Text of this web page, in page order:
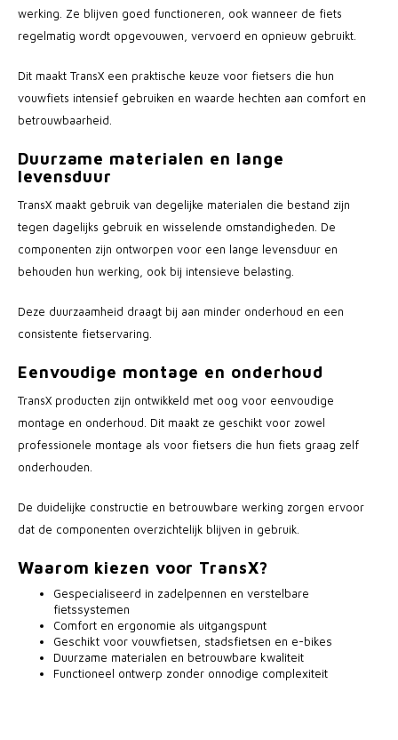
werking. Ze blijven goed functioneren, ook wanneer de fiets
regelmatig wordt opgevouwen, vervoerd en opnieuw gebruikt.
Dit maakt TransX een praktische keuze voor fietsers die hun
vouwfiets intensief gebruiken en waarde hechten aan comfort en
betrouwbaarheid.
Duurzame materialen en lange
levensduur
TransX maakt gebruik van degelijke materialen die bestand zijn
tegen dagelijks gebruik en wisselende omstandigheden. De
componenten zijn ontworpen voor een lange levensduur en
behouden hun werking, ook bij intensieve belasting.
Deze duurzaamheid draagt bij aan minder onderhoud en een
consistente fietservaring.
Eenvoudige montage en onderhoud
TransX producten zijn ontwikkeld met oog voor eenvoudige
montage en onderhoud. Dit maakt ze geschikt voor zowel
professionele montage als voor fietsers die hun fiets graag zelf
onderhouden.
De duidelijke constructie en betrouwbare werking zorgen ervoor
dat de componenten overzichtelijk blijven in gebruik.
Waarom kiezen voor TransX?
Gespecialiseerd in zadelpennen en verstelbare
fietssystemen
Comfort en ergonomie als uitgangspunt
Geschikt voor vouwfietsen, stadsfietsen en e-bikes
Duurzame materialen en betrouwbare kwaliteit
Functioneel ontwerp zonder onnodige complexiteit